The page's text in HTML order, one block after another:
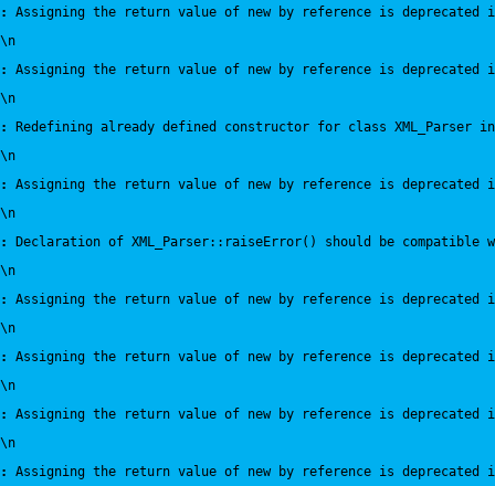
:
Assigning the return value of new by reference is deprecated
\n
:
Assigning the return value of new by reference is deprecated
\n
:
Redefining already defined constructor for class XML_Parser
\n
:
Assigning the return value of new by reference is deprecated
\n
:
Declaration of XML_Parser::raiseError() should be compatible
\n
:
Assigning the return value of new by reference is deprecated
\n
:
Assigning the return value of new by reference is deprecated
\n
:
Assigning the return value of new by reference is deprecated
\n
:
Assigning the return value of new by reference is deprecated